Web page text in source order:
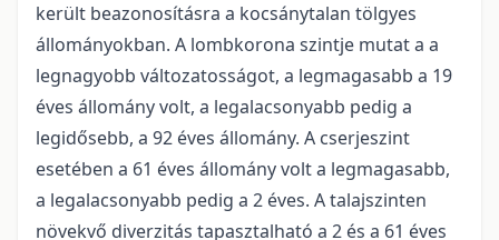
került beazonosításra a kocsánytalan tölgyes
állományokban. A lombkorona szintje mutat a a
legnagyobb változatosságot, a legmagasabb a 19
éves állomány volt, a legalacsonyabb pedig a
legidősebb, a 92 éves állomány. A cserjeszint
esetében a 61 éves állomány volt a legmagasabb,
a legalacsonyabb pedig a 2 éves. A talajszinten
növekvő diverzitás tapasztalható a 2 és a 61 éves